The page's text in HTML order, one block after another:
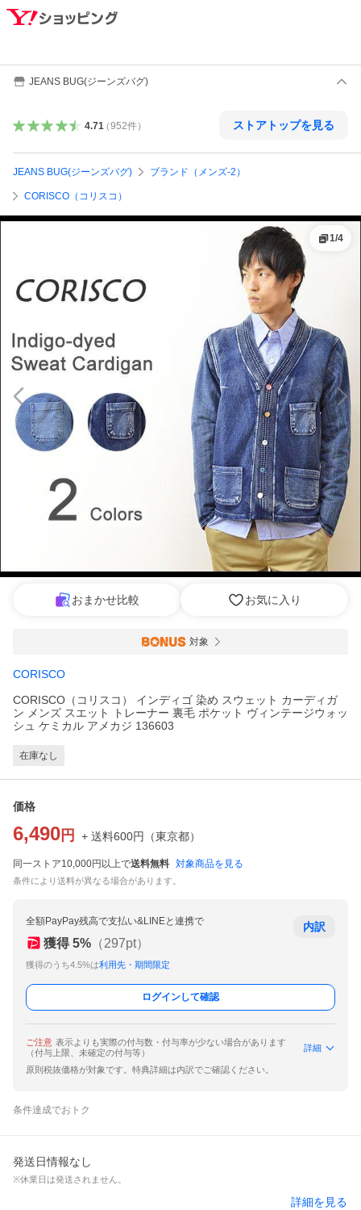
JEANS BUG(ジーンズバグ)
4.71（952件） ストアトップを見る
JEANS BUG(ジーンズバグ) ブランド（メンズ-2）
CORISCO（コリスコ）
1/4
おまかせ比較 お気に入り
対象
CORISCO
CORISCO（コリスコ） インディゴ 染め スウェット カーディガ
ン メンズ スエット トレーナー 裏毛 ポケット ヴィンテージウォッ
シュ ケミカル アメカジ 136603
在庫なし
価格
6,490 円 + 送料600円 （東京都）
同一ストア10,000円以上で送料無料 対象商品を見る
条件により送料が異なる場合があります。
全額PayPay残高で支払い&LINEと連携で
獲得 5% （297pt）
獲得のうち4.5%は利用先・期間限定
内訳
ログインして確認
ご注意 表示よりも実際の付与数・付与率が少ない場合があります
（付与上限、未確定の付与等）
詳細
原則税抜価格が対象です。特典詳細は内訳でご確認ください。
条件達成でおトク
発送日情報なし
※休業日は発送されません。
詳細を見る